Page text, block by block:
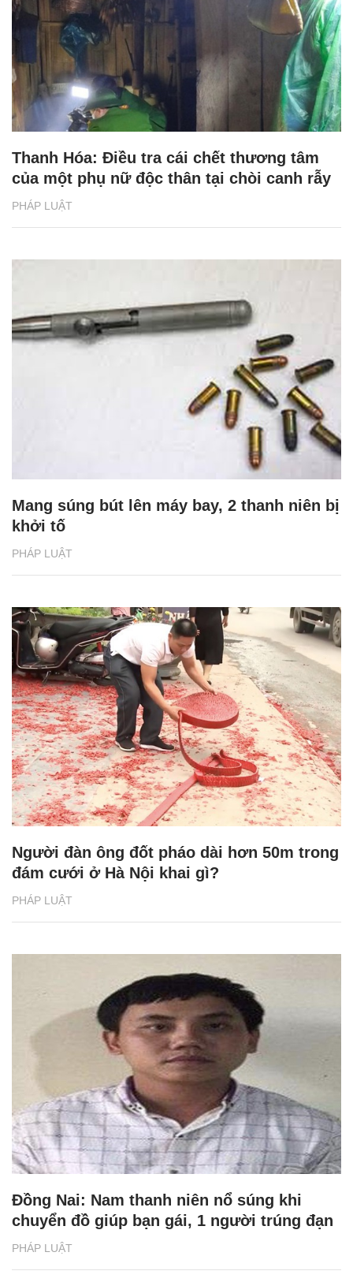
PHÁP LUẬT
Thanh Hóa: Điều tra cái chết thương tâm
của một phụ nữ độc thân tại chòi canh rẫy
PHÁP LUẬT
Mang súng bút lên máy bay, 2 thanh niên bị
khởi tố
PHÁP LUẬT
Người đàn ông đốt pháo dài hơn 50m trong
đám cưới ở Hà Nội khai gì?
PHÁP LUẬT
Đồng Nai: Nam thanh niên nổ súng khi
chuyển đồ giúp bạn gái, 1 người trúng đạn